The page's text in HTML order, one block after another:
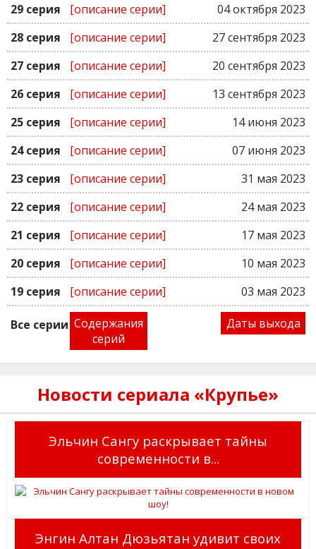
29 серия
[описание серии]
04 октября 2023
28 серия
[описание серии]
27 сентября 2023
27 серия
[описание серии]
20 сентября 2023
26 серия
[описание серии]
13 сентября 2023
25 серия
[описание серии]
14 июня 2023
24 серия
[описание серии]
07 июня 2023
23 серия
[описание серии]
31 мая 2023
22 серия
[описание серии]
24 мая 2023
21 серия
[описание серии]
17 мая 2023
20 серия
[описание серии]
10 мая 2023
19 серия
[описание серии] 03 мая 2023
Все серии Содержания
серий
Даты выхода
Новости сериала «Крупье»
Эльчин Сангу раскрывает тайны
современности в...
Энгин Алтан Дюзьятан удивит своих